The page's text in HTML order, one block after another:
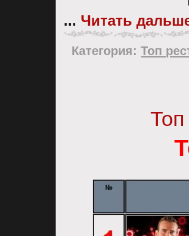
... Читать
Категория:Топ
Топ